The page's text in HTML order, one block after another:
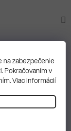
na zabezpečenie
Pokračovaním v
Viac informácií